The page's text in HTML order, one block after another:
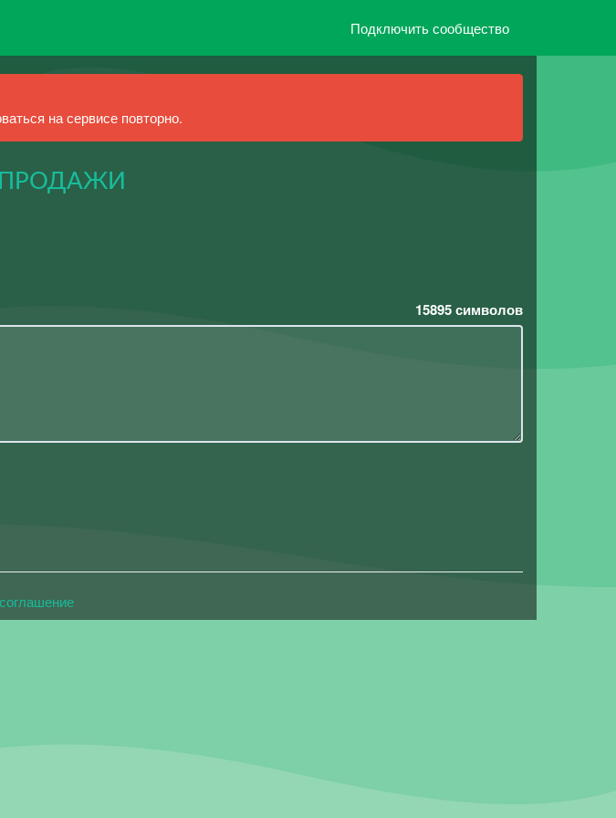
Подключить сообщество
на сервисе повторно.
15895символов